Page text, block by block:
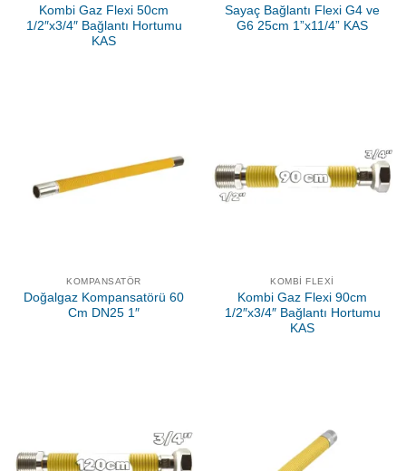
Kombi Gaz Flexi 50cm
1/2″x3/4″ Bağlantı Hortumu
KAS
Sayaç Bağlantı Flexi G4 ve
G6 25cm 1”x11/4” KAS
KOMPANSATÖR
Doğalgaz Kompansatörü 60
Cm DN25 1″
KOMBI FLEXI
Kombi Gaz Flexi 90cm
1/2″x3/4″ Bağlantı Hortumu
KAS